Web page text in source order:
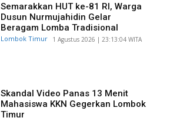
Semarakkan HUT ke-81 RI, Warga
Dusun Nurmujahidin Gelar
Beragam Lomba Tradisional
Lombok Timur ​1 Agustus 2026 | 23:13:04 WITA
Skandal Video Panas 13 Menit
Mahasiswa KKN Gegerkan Lombok
Timur